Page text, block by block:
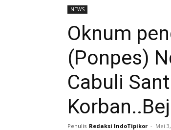
NEWS
Oknum
(Ponpes)
Cabuli
Penulis Redaksi IndoTipikor - Mei